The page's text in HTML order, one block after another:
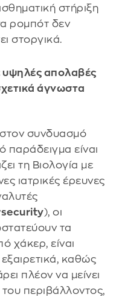
στήριξη
ρομπότ δεν
στοργικά.
απολαβές
άγνωστα
στον συνδυασμό
παράδειγμα είναι
τη Βιολογία με
ιατρικές έρευνες
), οι
τα
χάκερ, είναι
εξαιρετικά, καθώς
πλέον να μείνει
περιβάλλοντος,